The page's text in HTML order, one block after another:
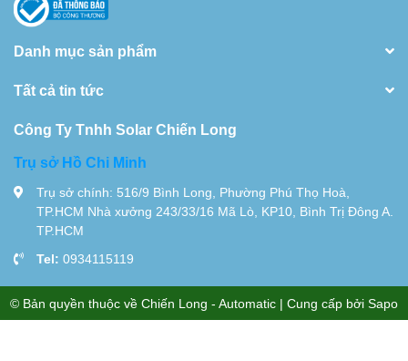
Danh mục sản phẩm
Tất cả tin tức
Công Ty Tnhh Solar Chiến Long
Trụ sở Hồ Chi Minh
Trụ sở chính: 516/9 Bình Long, Phường Phú Thọ Hoà,
TP.HCM Nhà xưởng 243/33/16 Mã Lò, KP10, Bình Trị Đông A.
TP.HCM
Tel: 0934115119
© Bản quyền thuộc về Chiến Long - Automatic | Cung cấp bởi Sapo